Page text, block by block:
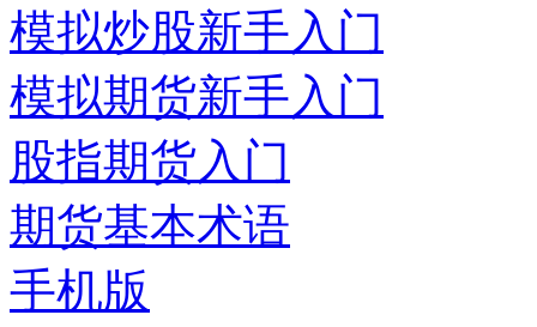
模拟炒股新手入门
模拟期货新手入门
股指期货入门
期货基本术语
手机版